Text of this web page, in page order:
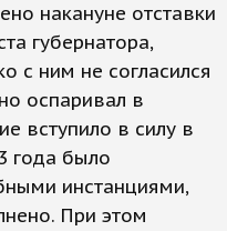
накануне отставки
губернатора,
с ним не согласился
оспаривал в
вступило в силу в
года было
инстанциями,
При этом